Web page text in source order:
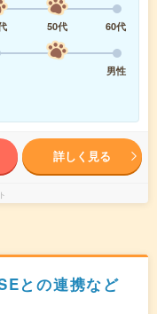
50代
60代
男性
詳しく見る
との連携など